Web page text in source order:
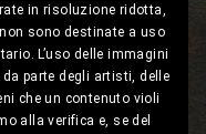
in risoluzione ridotta,
sono destinate a uso
L’uso delle immagini
parte degli artisti, delle
che un contenuto violi
alla verifica e, se del